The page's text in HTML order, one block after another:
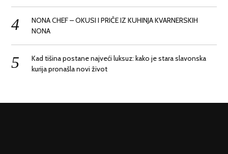
NONA CHEF – OKUSI I PRIČE IZ KUHINJA KVARNERSKIH
NONA
Kad tišina postane najveći luksuz: kako je stara slavonska
kurija pronašla novi život